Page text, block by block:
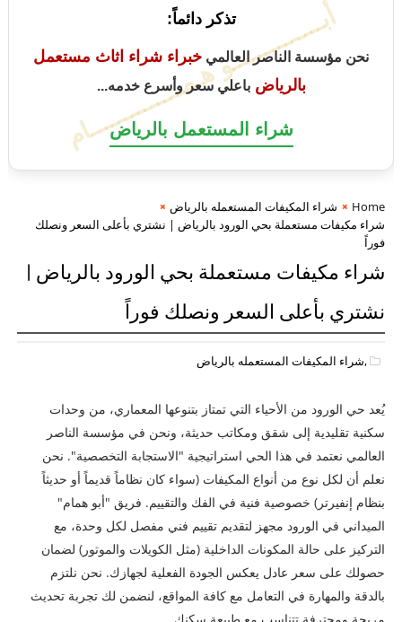
أبــــــــــــــو هـمــــــــــــــام
تذكر دائماً:
نحن مؤسسة الناصر العالمي خبراء شراء اثاث مستعمل
بالرياضباعلي سعر وأسرع خدمه...
شراء المستعمل بالرياض
Home
شراء المكيفات المستعمله بالرياض
شراء مكيفات مستعملة بحي الورود بالرياض | نشتري بأعلى السعر ونصلك
فوراً
شراء مكيفات مستعملة بحي الورود بالرياض |
نشتري بأعلى السعر ونصلك فوراً
,شراء المكيفات المستعمله بالرياض
يُعد حي الورود من الأحياء التي تمتاز بتنوعها المعماري، من وحدات
سكنية تقليدية إلى شقق ومكاتب حديثة، ونحن في مؤسسة الناصر
العالمي نعتمد في هذا الحي استراتيجية "الاستجابة التخصصية". نحن
نعلم أن لكل نوع من أنواع المكيفات (سواء كان نظاماً قديماً أو حديثاً
بنظام إنفيرتر) خصوصية فنية في الفك والتقييم. فريق "أبو همام"
الميداني في الورود مجهز لتقديم تقييم فني مفصل لكل وحدة، مع
التركيز على حالة المكونات الداخلية (مثل الكويلات والموتور) لضمان
حصولك على سعر عادل يعكس الجودة الفعلية لجهازك. نحن نلتزم
بالدقة والمهارة في التعامل مع كافة المواقع، لنضمن لك تجربة تحديث